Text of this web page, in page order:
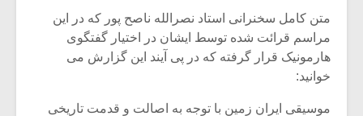
متن کامل سخنرانی استاد نصرالله ناصح پور که در این
مراسم قرائت شده توسط ایشان در اختیار گفتگوی
هارمونیک قرار گرفته که در پی آیند این گزارش می
خوانید:
موسیقی ایران زمین با توجه به اصالت و قدمت تاریخی